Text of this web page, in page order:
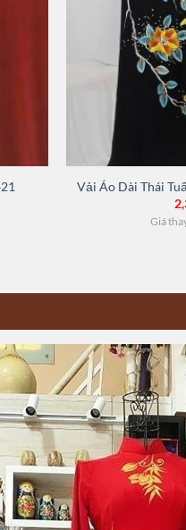
Vải Áo Dài Thái
Giá